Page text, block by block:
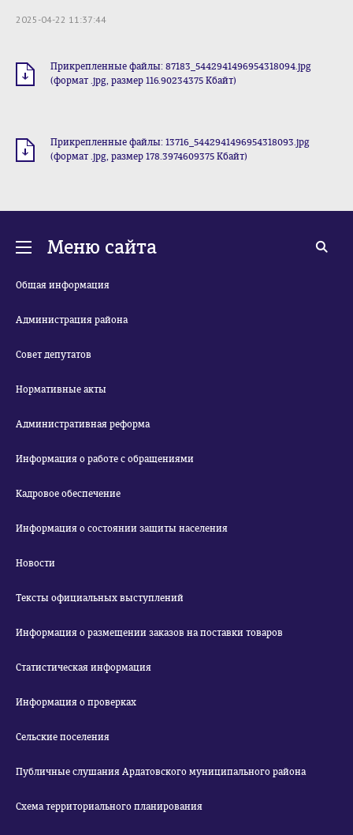
2025-04-22 11:37:44
Прикрепленные файлы: 87183_5442941496954318094.jpg
(формат .jpg, размер 116.90234375 Кбайт)
Прикрепленные файлы: 13716_5442941496954318093.jpg
(формат .jpg, размер 178.3974609375 Кбайт)
Меню сайта
Общая информация
Администрация района
Совет депутатов
Нормативные акты
Административная реформа
Информация о работе с обращениями
Кадровое обеспечение
Информация о состоянии защиты населения
Новости
Тексты официальных выступлений
Информация о размещении заказов на поставки товаров
Статистическая информация
Информация о проверках
Сельские поселения
Публичные слушания Ардатовского муниципального района
Схема территориального планирования